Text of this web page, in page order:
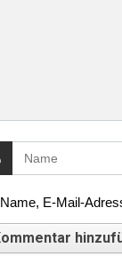
Name, E-Mail-